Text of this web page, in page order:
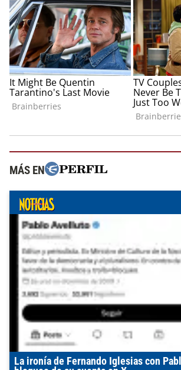
MÁS EN
La ironía de Fernando Iglesias con